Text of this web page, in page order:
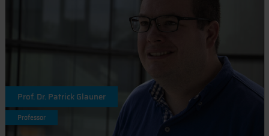
Prof. Dr. Patrick Glauner
Professor